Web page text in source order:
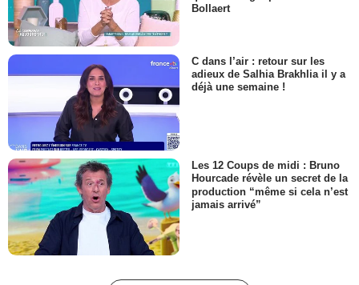
Bollaert
C dans l’air : retour sur les
adieux de Salhia Brakhlia il y a
déjà une semaine !
Les 12 Coups de midi : Bruno
Hourcade révèle un secret de la
production “même si cela n’est
jamais arrivé”